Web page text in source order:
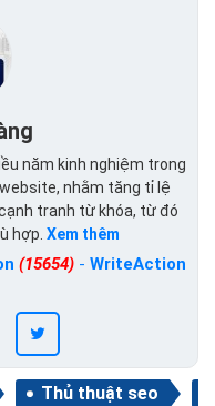
năm kinh nghiệm trong
nhằm tăng tỉ lệ
tranh từ khóa, từ đó
hợp. Xem thêm
(15654)- WriteAction
Thủ thuật seo